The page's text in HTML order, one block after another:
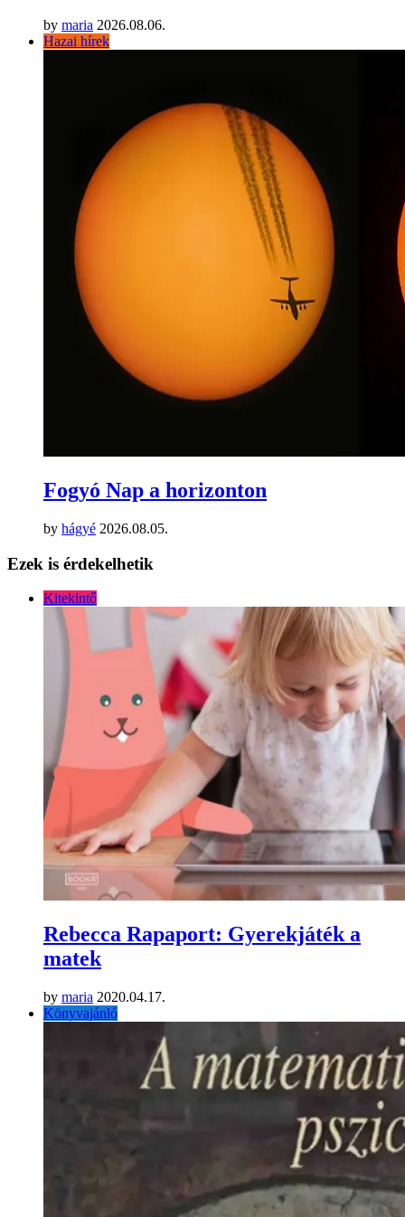
by maria 2026.08.06.
Hazai hírek
Fogyó Nap a horizonton
by hágyé 2026.08.05.
Ezek is érdekelhetik
Kitekintő
Rebecca Rapaport: Gyerekjáték a
matek
by maria 2020.04.17.
Könyvajánló